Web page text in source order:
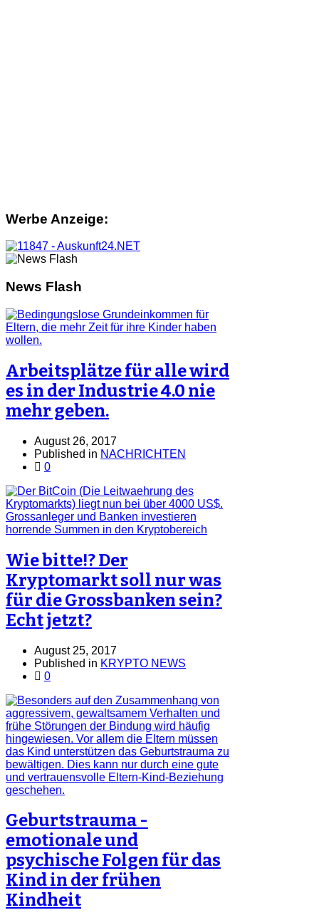
Werbe Anzeige:
News Flash
Arbeitsplätze für alle wird
es in der Industrie 4.0 nie
mehr geben.
August 26, 2017
Published in NACHRICHTEN
0
Wie bitte!? Der
Kryptomarkt soll nur was
für die Grossbanken sein?
Echt jetzt?
August 25, 2017
Published in KRYPTO NEWS
0
Geburtstrauma -
emotionale und
psychische Folgen für das
Kind in der frühen
Kindheit